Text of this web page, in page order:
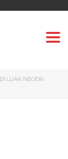
LUAR NEGERI: